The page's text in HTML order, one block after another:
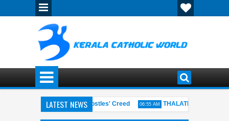
LATEST NEWS
വിശ്വാസപ്രമാണം - The Apostles' Creed 06:55 AM THALATHIL